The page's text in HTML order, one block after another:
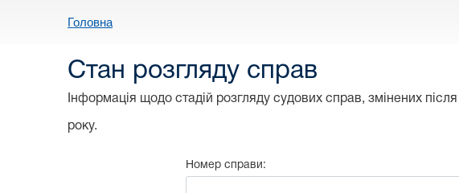
Головна
Стан розгляду справ
Інформація щодо стадій розгляду судових справ, змінених
року.
Номер справи: